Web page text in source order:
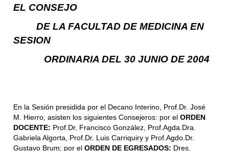
EL CONSEJO
DE LA FACULTAD DE MEDICINA EN
SESION
ORDINARIA DEL 30 JUNIO DE 2004
En la Sesión presidida por el Decano Interino, Prof.Dr. José
M. Hierro, asisten los siguientes Consejeros: por elORDEN
DOCENTE: Prof.Dr. Francisco González, Prof.Agda.Dra.
Gabriela Algorta, Prof.Dr. Luis Carriquiry y Prof.Agdo.Dr.
Gustavo Brum; por el ORDEN DE EGRESADOS: Dres.